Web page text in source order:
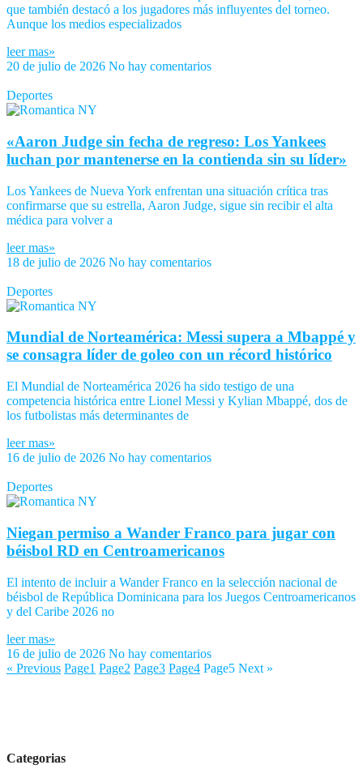
que también destacó a los jugadores más influyentes del torneo.
Aunque los medios especializados
leer mas»
20 de julio de 2026 No hay comentarios
Deportes
«Aaron Judge sin fecha de regreso: Los Yankees
luchan por mantenerse en la contienda sin su líder»
Los Yankees de Nueva York enfrentan una situación crítica tras
confirmarse que su estrella, Aaron Judge, sigue sin recibir el alta
médica para volver a
leer mas»
18 de julio de 2026 No hay comentarios
Deportes
Mundial de Norteamérica: Messi supera a Mbappé y
se consagra líder de goleo con un récord histórico
El Mundial de Norteamérica 2026 ha sido testigo de una
competencia histórica entre Lionel Messi y Kylian Mbappé, dos de
los futbolistas más determinantes de
leer mas»
16 de julio de 2026 No hay comentarios
Deportes
Niegan permiso a Wander Franco para jugar con
béisbol RD en Centroamericanos
El intento de incluir a Wander Franco en la selección nacional de
béisbol de República Dominicana para los Juegos Centroamericanos
y del Caribe 2026 no
leer mas»
16 de julio de 2026 No hay comentarios
« Previous Page1 Page2 Page3 Page4 Page5 Next »
Categorias